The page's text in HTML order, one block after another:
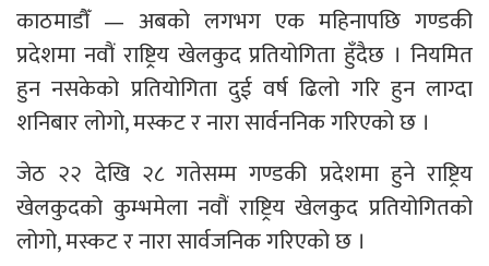
काठमाडौँ — अबको लगभग एक महिनापछि गण्डकी
प्रदेशमा नवौं राष्ट्रिय खेलकुद प्रतियोगिता हुँदैछ । नियमित
हुन नसकेको प्रतियोगिता दुई वर्ष ढिलो गरि हुन लाग्दा
शनिबार लोगो, मस्कट र नारा सार्वननिक गरिएको छ ।
जेठ २२ देखि २८ गतेसम्म गण्डकी प्रदेशमा हुने राष्ट्रिय
खेलकुदको कुम्भमेला नवौं राष्ट्रिय खेलकुद प्रतियोगितको
लोगो, मस्कट र नारा सार्वजनिक गरिएको छ ।